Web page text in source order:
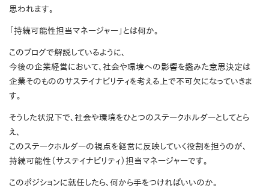
思われます。
「持続可能性担当マネージャー」とは何か。
このブログで解説しているように、
今後の企業経営において、社会や環境への影響を鑑みた意思決定は
企業そのもののサステイナビリティを考える上で不可欠になっていきま
す。
そうした状況下で、社会や環境をひとつのステークホルダーとしてとら
え、
このステークホルダーの視点を経営に反映していく役割を担うのが、
持続可能性（サステイナビリティ）担当マネージャーです。
このポジションに就任したら、何から手をつければいいのか。